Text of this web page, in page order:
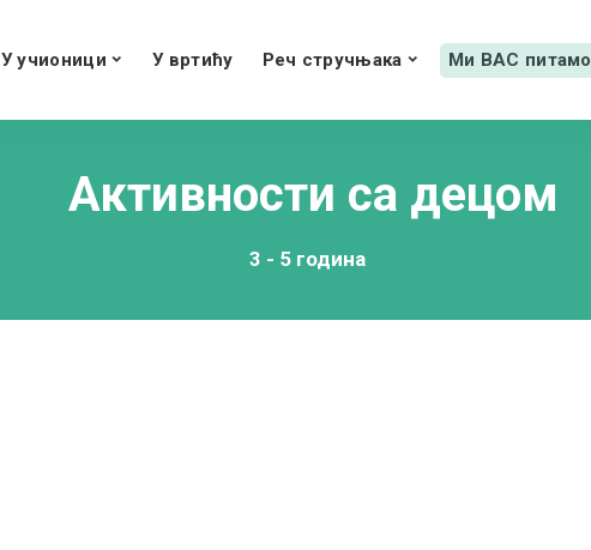
У учионици У вртићу Реч стручњака Ми ВАС питамо
Активности са децом
3 - 5 година